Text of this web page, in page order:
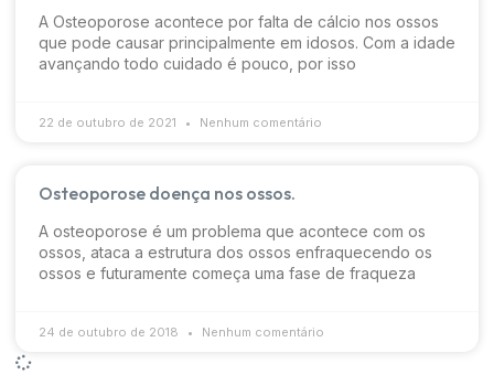
A Osteoporose acontece por falta de cálcio nos ossos
que pode causar principalmente em idosos. Com a idade
avançando todo cuidado é pouco, por isso
22 de outubro de 2021 Nenhum comentário
Osteoporose doença nos ossos.
A osteoporose é um problema que acontece com os
ossos, ataca a estrutura dos ossos enfraquecendo os
ossos e futuramente começa uma fase de fraqueza
24 de outubro de 2018 Nenhum comentário